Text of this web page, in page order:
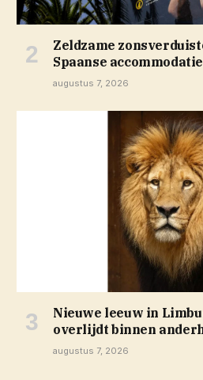
Zeldzame
Spaanse
augustus 7, 2026
Nieuwe leeuw in
overlijdt binnen
augustus 7, 2026